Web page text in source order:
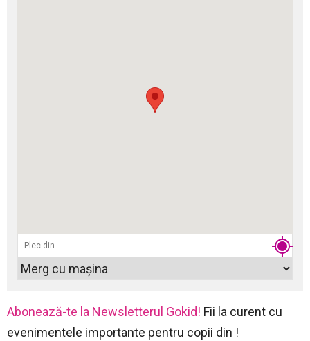
Abonează-te la Newsletterul Gokid! Fii la curent cu
evenimentele importante pentru copii din !